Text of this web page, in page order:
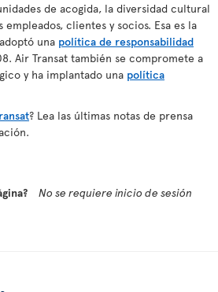
de acogida, la diversidad cultural
clientes y socios. Esa es la
una política de responsabilidad
Air Transat también se compromete a
y ha implantado una política
? Lea las últimas notas de prensa
No se requiere inicio de sesión